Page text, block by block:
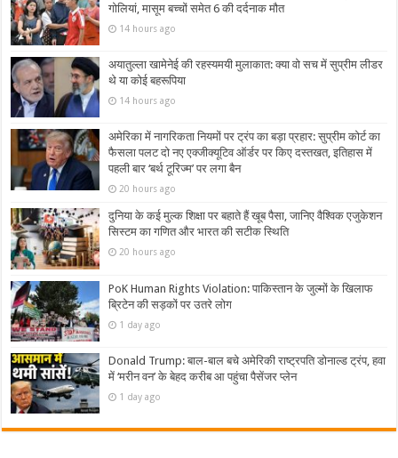
गोलियां, मासूम बच्चों समेत 6 की दर्दनाक मौत
14 hours ago
अयातुल्ला खामेनेई की रहस्यमयी मुलाकात: क्या वो सच में सुप्रीम लीडर
थे या कोई बहरूपिया
14 hours ago
अमेरिका में नागरिकता नियमों पर ट्रंप का बड़ा प्रहार: सुप्रीम कोर्ट का
फैसला पलट दो नए एक्जीक्यूटिव ऑर्डर पर किए दस्तखत, इतिहास में
पहली बार ‘बर्थ टूरिज्म’ पर लगा बैन
20 hours ago
दुनिया के कई मुल्क शिक्षा पर बहाते हैं खूब पैसा, जानिए वैश्विक एजुकेशन
सिस्टम का गणित और भारत की सटीक स्थिति
20 hours ago
PoK Human Rights Violation: पाकिस्तान के जुल्मों के खिलाफ
ब्रिटेन की सड़कों पर उतरे लोग
1 day ago
Donald Trump: बाल-बाल बचे अमेरिकी राष्ट्रपति डोनाल्ड ट्रंप, हवा
में ‘मरीन वन’ के बेहद करीब आ पहुंचा पैसेंजर प्लेन
1 day ago